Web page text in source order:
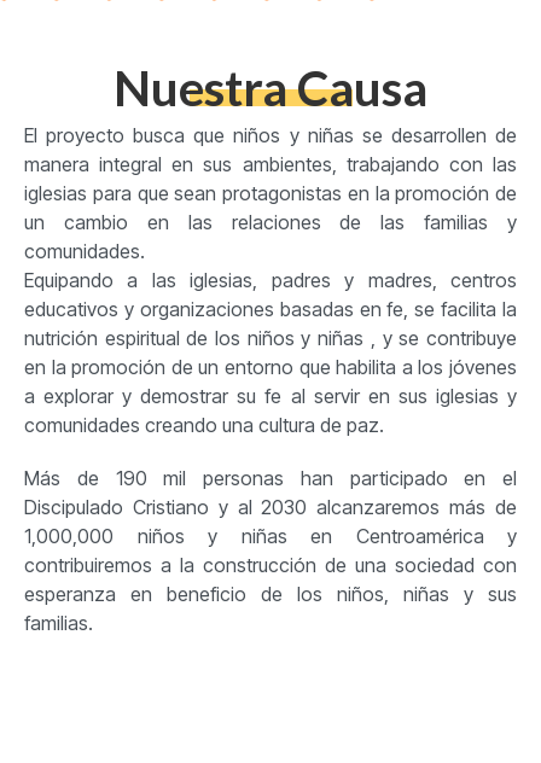
Nuestra Causa
El proyecto busca que niños y niñas se desarrollen de
manera integral en sus ambientes, trabajando con las
iglesias para que sean protagonistas en la promoción de
un cambio en las relaciones de las familias y
comunidades.
Equipando a las iglesias, padres y madres, centros
educativos y organizaciones basadas en fe, se facilita la
nutrición espiritual de los niños y niñas , y se contribuye
en la promoción de un entorno que habilita a los jóvenes
a explorar y demostrar su fe al servir en sus iglesias y
comunidades creando una cultura de paz.
Más de 190 mil personas han participado en el
Discipulado Cristiano y al 2030 alcanzaremos más de
1,000,000 niños y niñas en Centroamérica y
contribuiremos a la construcción de una sociedad con
esperanza en beneficio de los niños, niñas y sus
familias.